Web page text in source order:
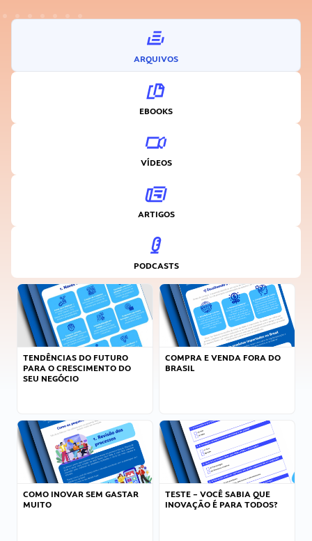
ARQUIVOS
EBOOKS
VÍDEOS
ARTIGOS
PODCASTS
TENDÊNCIAS DO FUTURO
PARA O CRESCIMENTO DO
SEU NEGÓCIO
COMPRA E VENDA FORA DO
BRASIL
COMO INOVAR SEM GASTAR
MUITO
TESTE – VOCÊ SABIA QUE
INOVAÇÃO É PARA TODOS?